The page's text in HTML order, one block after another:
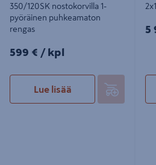
350/120SK nostokorvilla 1-
pyöräinen puhkeamaton
rengas
599€/kpl
599 € / kpl
Lue lisää
5